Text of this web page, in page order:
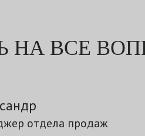
НА ВСЕ
отдела продаж